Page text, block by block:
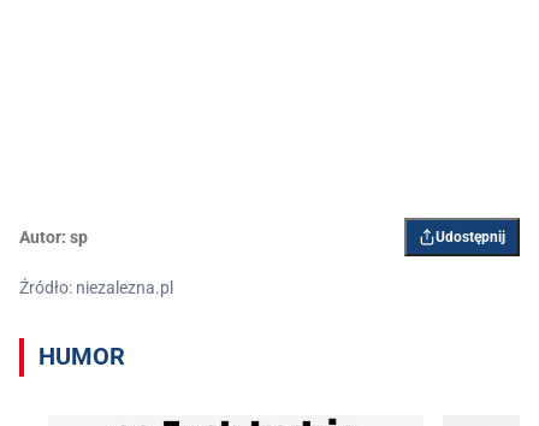
Autor: sp Udostępnij
Źródło: niezalezna.pl
HUMOR